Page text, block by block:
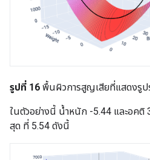
รูปที่ 16 พื้นผิวการสูญเสียที่แสดงรูป
ในตัวอย่างนี้ น้ำหนัก -5.44 และอคติ
สุด ที่ 5.54 ดังนี้